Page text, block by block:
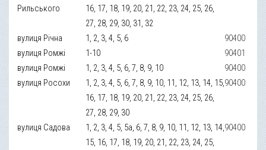
Рильського
16, 17, 18, 19, 20, 21, 22, 23, 24, 25, 26,
27, 28, 29, 30, 31, 32
вулиця Річна 1, 2, 3, 4, 5, 6
90400
вулиця Ромжі
1-10
90401
вулиця Ромжі
1, 2, 3, 4, 5, 6, 7, 8, 9, 10
90400
вулиця Росохи
1, 2, 3, 4, 5, 6, 7, 8, 9, 10, 11, 12, 13, 14, 15,
16, 17, 18, 19, 20, 21, 22, 23, 24, 25, 26,
27, 28, 29, 30
90400
вулиця Садова
1, 2, 3, 4, 5, 5а, 6, 7, 8, 9, 10, 11, 12, 13, 14,
15, 16, 17, 18, 19, 20, 21, 22, 23, 24, 25,
90400